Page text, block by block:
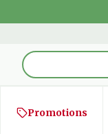
Rechercher
Promotions